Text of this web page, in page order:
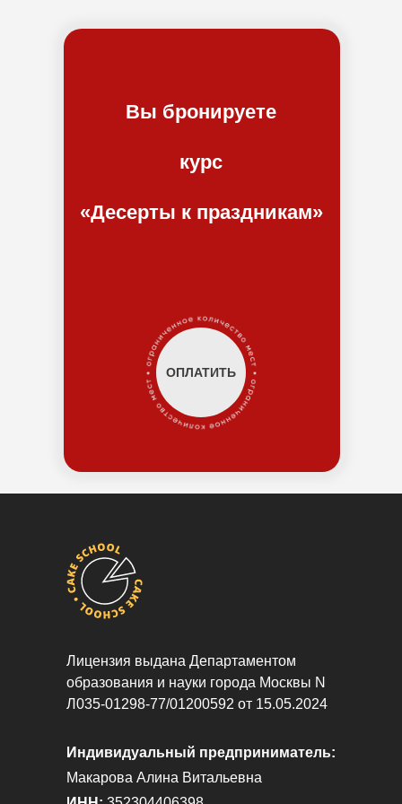
ОПЛАТИТЬ
Вы бронируете
курс
«Десерты к праздникам»
ОПЛАТИТЬ
Лицензия выдана Департаментом
образования и науки города Москвы N
Л035-01298-77/01200592 от 15.05.2024
Индивидуальный предприниматель:
Макарова Алина Витальевна